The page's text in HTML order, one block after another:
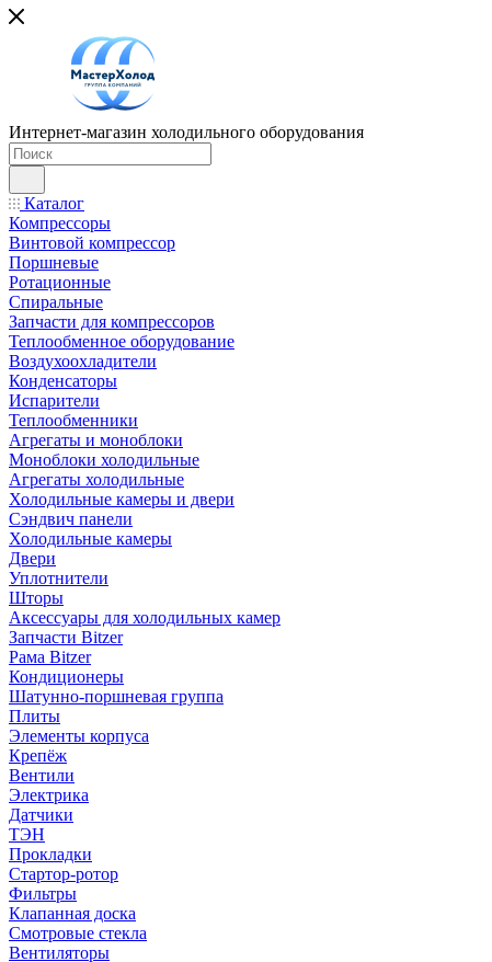
Интернет-магазин холодильного оборудования
Каталог
Компрессоры
Винтовой компрессор
Поршневые
Ротационные
Спиральные
Запчасти для компрессоров
Теплообменное оборудование
Воздухоохладители
Конденсаторы
Испарители
Теплообменники
Агрегаты и моноблоки
Моноблоки холодильные
Агрегаты холодильные
Холодильные камеры и двери
Сэндвич панели
Холодильные камеры
Двери
Уплотнители
Шторы
Аксессуары для холодильных камер
Запчасти Bitzer
Рама Bitzer
Кондиционеры
Шатунно-поршневая группа
Плиты
Элементы корпуса
Крепёж
Вентили
Электрика
Датчики
ТЭН
Прокладки
Стартор-ротор
Фильтры
Клапанная доска
Смотровые стекла
Вентиляторы